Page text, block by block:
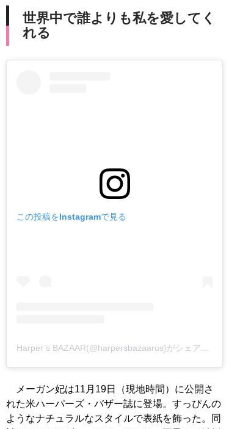
世界中で誰よりも私を愛してく
れる
この投稿をInstagramで見る
Harper’s BAZAAR(@harpersbazaarus)がシェアした投稿
メーガン妃は11月19日（現地時間）に公開さ
れた米ハーパーズ・バザー誌に登場。すっぴんの
ようなナチュラルなスタイルで表紙を飾った。同